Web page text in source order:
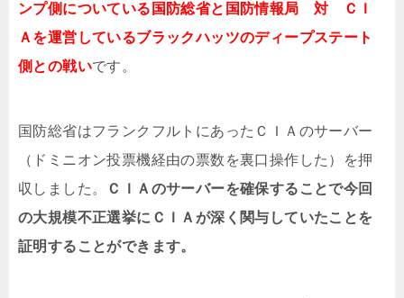
ンプ側についている国防総省と国防情報局 対 ＣＩ
Ａを運営しているブラックハッツのディープステート
側との戦いです。
国防総省はフランクフルトにあったＣＩＡのサーバー
（ドミニオン投票機経由の票数を裏口操作した）を押
収しました。
ＣＩＡのサーバーを確保することで今回
の大規模不正選挙にＣＩＡが深く関与していたことを
証明することができます。